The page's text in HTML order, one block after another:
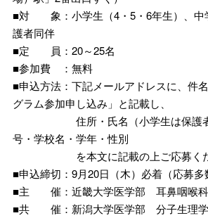
■対 象：小学生（4・5・6年生）、
護者同伴
■定 員：20～25名
■参加費 ：無料
■申込方法：下記メールアドレスに、件
グラム参加申し込み」と記載し、
住所・氏名（小学生は保護者
号・学校名・学年・性別
を本文に記載の上ご応募くだ
■申込締切：9月20日（木）必着（応募多
■主 催：近畿大学医学部 耳鼻咽喉科
■共 催：新潟大学医学部 分子生理